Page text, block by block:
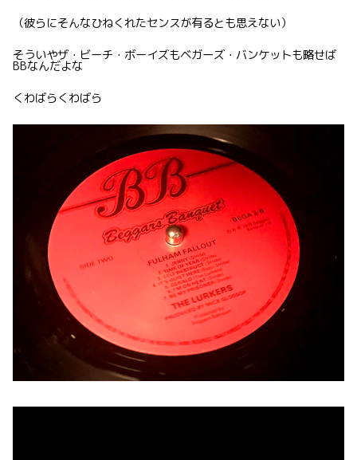
（彼らにそんなひねくれたセンスが有るとも思えない）
そういやザ・ビーチ・ボーイズもベガーズ・バンケットも略せば
BBなんだよな
くわばらくわばら